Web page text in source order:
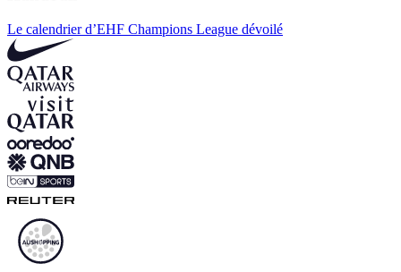
Le calendrier d’EHF Champions League dévoilé